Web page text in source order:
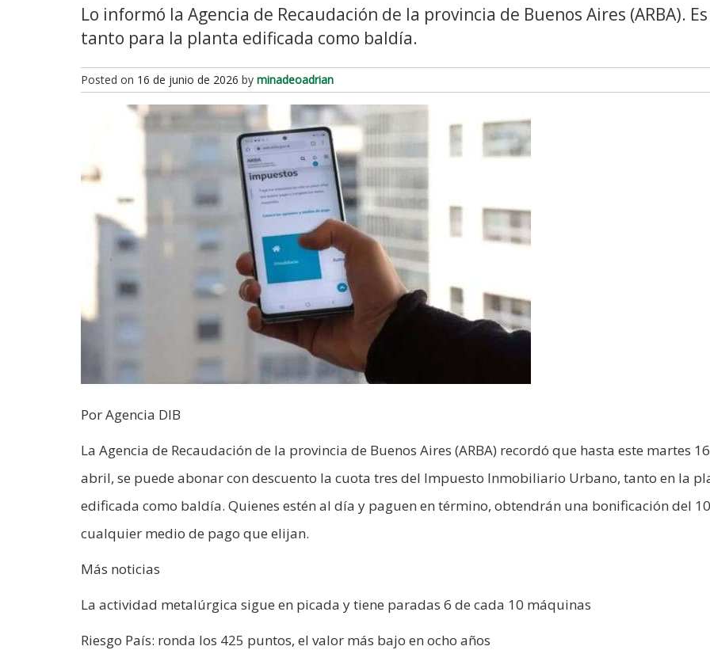
Lo informó la Agencia de Recaudación de la provincia de Buenos Aires (ARBA). Es
tanto para la planta edificada como baldía.
Posted on 16 de junio de 2026 by minadeoadrian
Por Agencia DIB
La Agencia de Recaudación de la provincia de Buenos Aires (ARBA) recordó que hasta este martes
abril, se puede abonar con descuento la cuota tres del Impuesto Inmobiliario Urbano, tanto en la
edificada como baldía. Quienes estén al día y paguen en término, obtendrán una bonificación del
cualquier medio de pago que elijan.
Más noticias
La actividad metalúrgica sigue en picada y tiene paradas 6 de cada 10 máquinas
Riesgo País: ronda los 425 puntos, el valor más bajo en ocho años